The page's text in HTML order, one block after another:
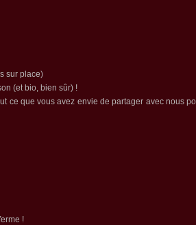
sur place)
(et bio, bien sûr) !
ce que vous avez envie de partager avec nous
!